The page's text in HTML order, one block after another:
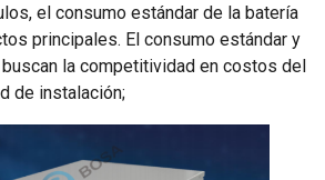
el consumo estándar de la batería
principales. El consumo estándar y
la competitividad en costos del
de instalación;